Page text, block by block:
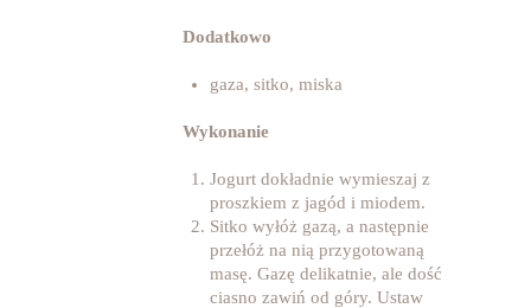
Dodatkowo
gaza, sitko, miska
Wykonanie
Jogurt dokładnie wymieszaj z
proszkiem z jagód i miodem.
Sitko wyłóż gazą, a następnie
przełóż na nią przygotowaną
masę. Gazę delikatnie, ale dość
ciasno zawiń od góry. Ustaw